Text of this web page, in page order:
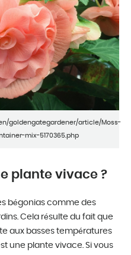
goldengategardener/article/Moss-
mix-5170365.php
plante vivace ?
bégonias comme des
Cela résulte du fait que
aux basses températures
une plante vivace. Si vous